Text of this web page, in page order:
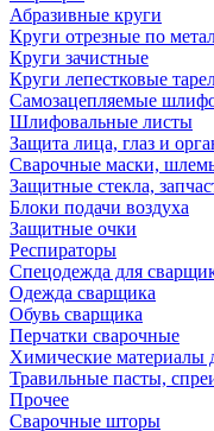
Абразивные круги
Круги отрезные по
Круги зачистные
Круги лепестковые
Самозацепляемые
Шлифовальные листы
Защита лица, глаз и
Сварочные маски,
Защитные стекла,
Блоки подачи воздуха
Защитные очки
Респираторы
Спецодежда для
Одежда сварщика
Обувь сварщика
Перчатки сварочные
Химические материалы
Травильные пасты,
Прочее
Сварочные шторы